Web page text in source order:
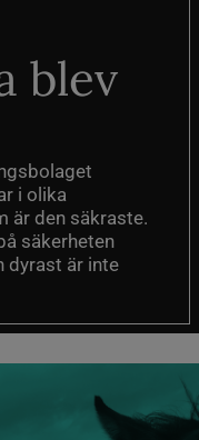
blev
i olika
är den säkraste.
säkerheten
dyrast är inte